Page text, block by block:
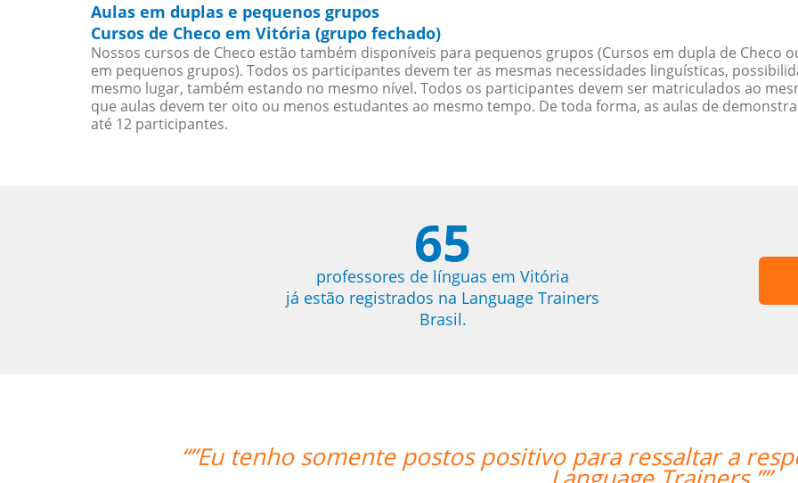
Aulas em duplas e pequenos grupos
Cursos de Checo em Vitória (grupo fechado)
Nossos cursos de Checo estão também disponíveis para pequenos grupos (Cursos em dupla de Checo
em pequenos grupos). Todos os participantes devem ter as mesmas necessidades linguísticas,
mesmo lugar, também estando no mesmo nível. Todos os participantes devem ser matriculados ao
que aulas devem ter oito ou menos estudantes ao mesmo tempo. De toda forma, as aulas de
até 12 participantes.
65
professores de línguas em Vitória
já estão registrados na Language Trainers
Brasil.
para ressaltar a respeito do meu professor Peter e a “”I